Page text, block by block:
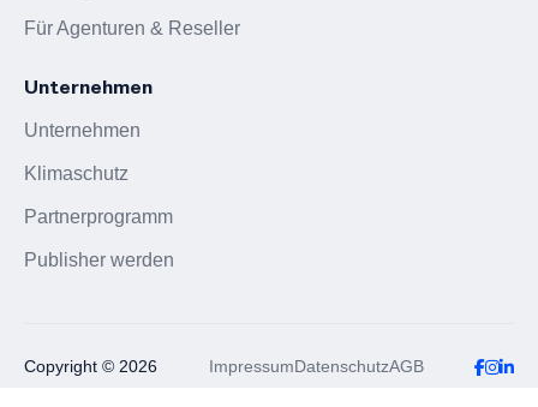
Für Agenturen & Reseller
Unternehmen
Unternehmen
Klimaschutz
Partnerprogramm
Publisher werden
Copyright © 2026 ImpressumDatenschutzAGB